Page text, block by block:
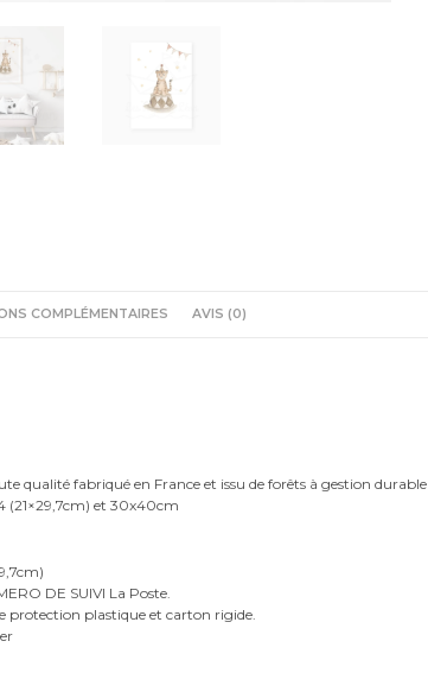
COMPLÉMENTAIRES AVIS (0)
qualité fabriqué en France et issu de forêts à gestion durable
(21×29,7cm) et 30x40cm
DE SUIVI La Poste.
protection plastique et carton rigide.